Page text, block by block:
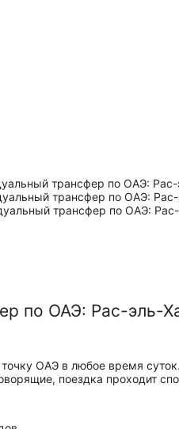
по ОАЭ: Рас-эль-
ОАЭ в любое время
поездка проходит